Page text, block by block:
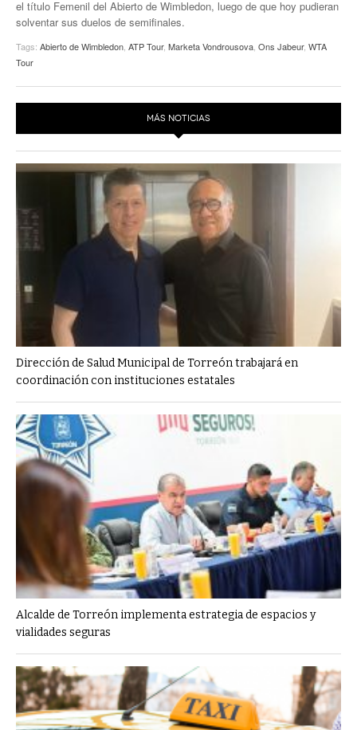
el título Femenil del Abierto de Wimbledon, luego de que hoy pudieran
solventar sus duelos de semifinales.
Tags: Abierto de Wimbledon ATP Tour, Marketa Vondrousova Ons Jabeur, WTA
Tour
MÁS NOTICIAS
Dirección de Salud Municipal de Torreón trabajará en
coordinación con instituciones estatales
Alcalde de Torreón implementa estrategia de espacios y
vialidades seguras